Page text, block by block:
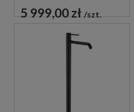
5 999,00 zł szt.